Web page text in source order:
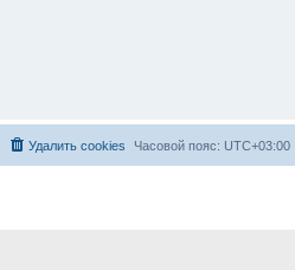
Часовой пояс: UTC+03:00
Удалить cookies